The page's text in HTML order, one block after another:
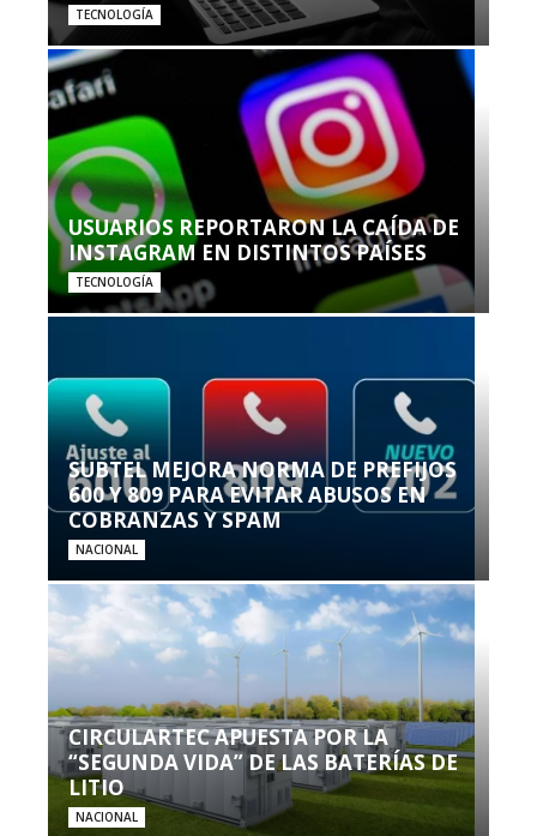
TECNOLOGÍA
USUARIOS REPORTARON LA CAÍDA DE
INSTAGRAM EN DISTINTOS PAÍSES
TECNOLOGÍA
SUBTEL MEJORA NORMA DE PREFIJOS
600 Y 809 PARA EVITAR ABUSOS EN
COBRANZAS Y SPAM
NACIONAL
CIRCULARTEC APUESTA POR LA
“SEGUNDA VIDA” DE LAS BATERÍAS DE
LITIO
NACIONAL